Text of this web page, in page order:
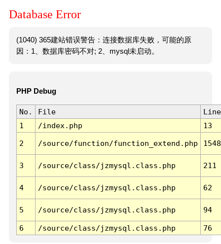
Database Error
(1040) 365建站错误警告：连接数据库失败，可能的原
因：1、数据库密码不对; 2、mysql未启动。
PHP Debug
No. File
Line
1
/index.php 13
2 /source/function/function_extend.php 1548
3 /source/class/jzmysql.class.php 211
4 /source/class/jzmysql.class.php 62
5 /source/class/jzmysql.class.php 94
6 /source/class/jzmysql.class.php 76